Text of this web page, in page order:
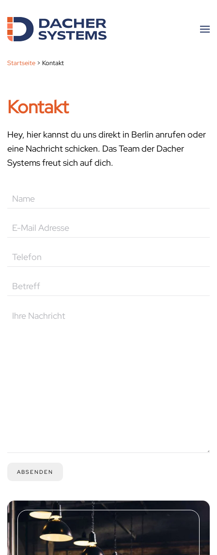
Skip to main content
Startseite > Kontakt
Kontakt
Hey, hier kannst du uns direkt in Berlin anrufen oder
eine Nachricht schicken. Das Team der Dacher
Systems freut sich auf dich.